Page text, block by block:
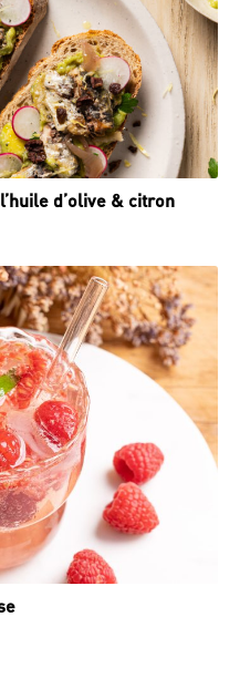
d’olive & citron